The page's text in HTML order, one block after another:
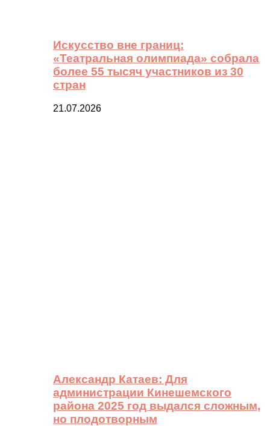
Искусство вне границ:
«Театральная олимпиада» собрала
более 55 тысяч участников из 30
стран
21.07.2026
Александр Катаев: Для
администрации Кинешемского
района 2025 год выдался сложным,
но плодотворным